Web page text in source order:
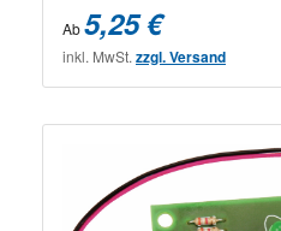
Ab5,25 €
inkl. MwSt. zzgl. Versand